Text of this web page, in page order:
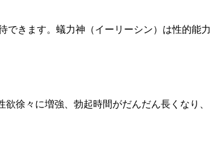
できます。蟻力神（イーリーシン）は性的能力
徐々に増強、勃起時間がだんだん長くなり、